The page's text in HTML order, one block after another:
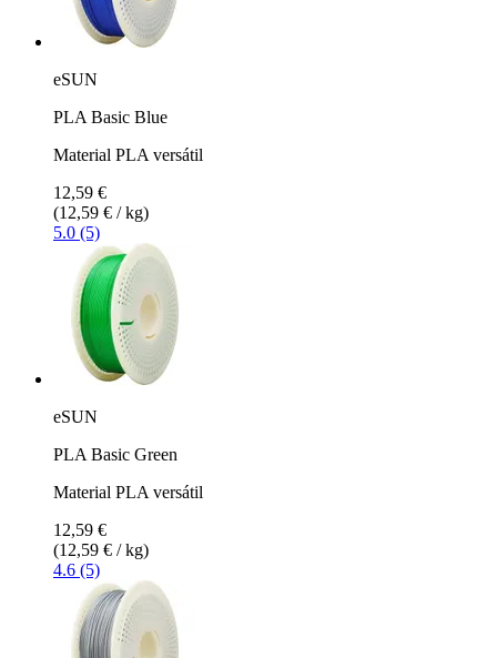
eSUN
PLA Basic Blue
Material PLA versátil
12,59 €
(12,59 € / kg)
5.0 (5)
eSUN
PLA Basic Green
Material PLA versátil
12,59 €
(12,59 € / kg)
4.6 (5)